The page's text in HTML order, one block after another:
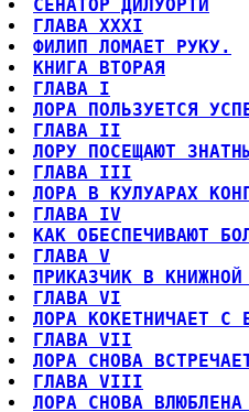
СЕНАТОР ДИЛУОРТИ
ГЛАВА XXXI
ФИЛИП ЛОМАЕТ РУКУ.
КНИГА ВТОРАЯ
ГЛАВА I
ЛОРА ПОЛЬЗУЕТСЯ
ГЛАВА II
ЛОРУ ПОСЕЩАЮТ
ГЛАВА III
ЛОРА В КУЛУАРАХ
ГЛАВА IV
КАК ОБЕСПЕЧИВАЮТ
ГЛАВА V
ПРИКАЗЧИК В КНИЖНОЙ
ГЛАВА VI
ЛОРА КОКЕТНИЧАЕТ С
ГЛАВА VII
ЛОРА СНОВА
ГЛАВА VIII
ЛОРА СНОВА